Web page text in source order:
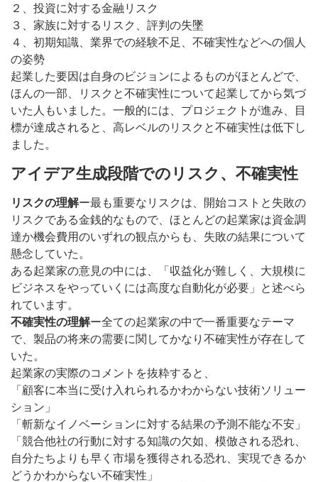
２、投資に対する金融リスク
３、家族に対するリスク、評判の失墜
４、初期知識、業界での経験不足、不確実性などへの個人
の姿勢
起業した要因は自身のビジョンによるものがほとんどで、
ほんの一部、リスクと不確実性について起業してから気づ
いた人もいました。一般的には、プロジェクトが進み、目
標が達成されると、高レベルのリスクと不確実性は低下し
ました。
アイデア生成段階でのリスク、不確実性
リスクの理解ー最も重要なリスクは、開始コストと失敗の
リスクである金銭的なもので、ほとんどの起業家は資金調
達か機会費用のいずれの観点からも、失敗の結果について
懸念していた。
ある起業家の意見の中には、「収益化が難しく、大規模に
ビジネスをやっていくには高度な自動化が必要」と述べら
れています。
不確実性の理解ー全ての起業家の中で一番重要なテーマ
で、製品の将来の需要に関してかなり不確実性が存在して
いた。
起業家の実際のコメントを抜粋すると、
「顧客に本当に受け入れられるかわからない技術ソリュー
ション」
「斬新なイノベーションに対する結果の予測不能な不安」
「競合他社の行動に対する知識の欠如、模倣される恐れ、
自分たちよりも早く市場を獲得される恐れ、実現できるか
どうかわからない不確実性」